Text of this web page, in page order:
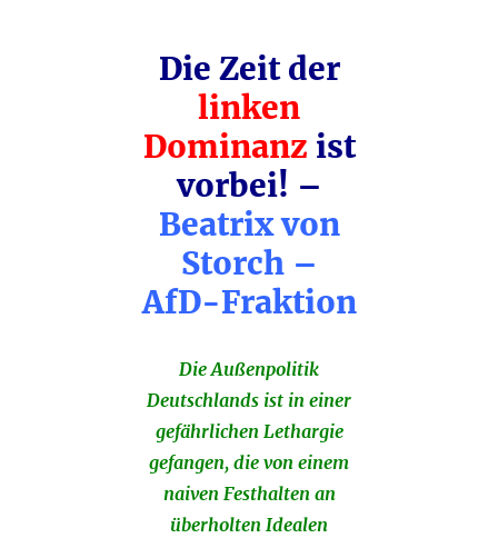
Die Zeit der
linken
Dominanz ist
vorbei! –
Beatrix von
Storch –
AfD-Fraktion
Die Außenpolitik
Deutschlands ist in einer
gefährlichen Lethargie
gefangen, die von einem
naiven Festhalten an
überholten Idealen